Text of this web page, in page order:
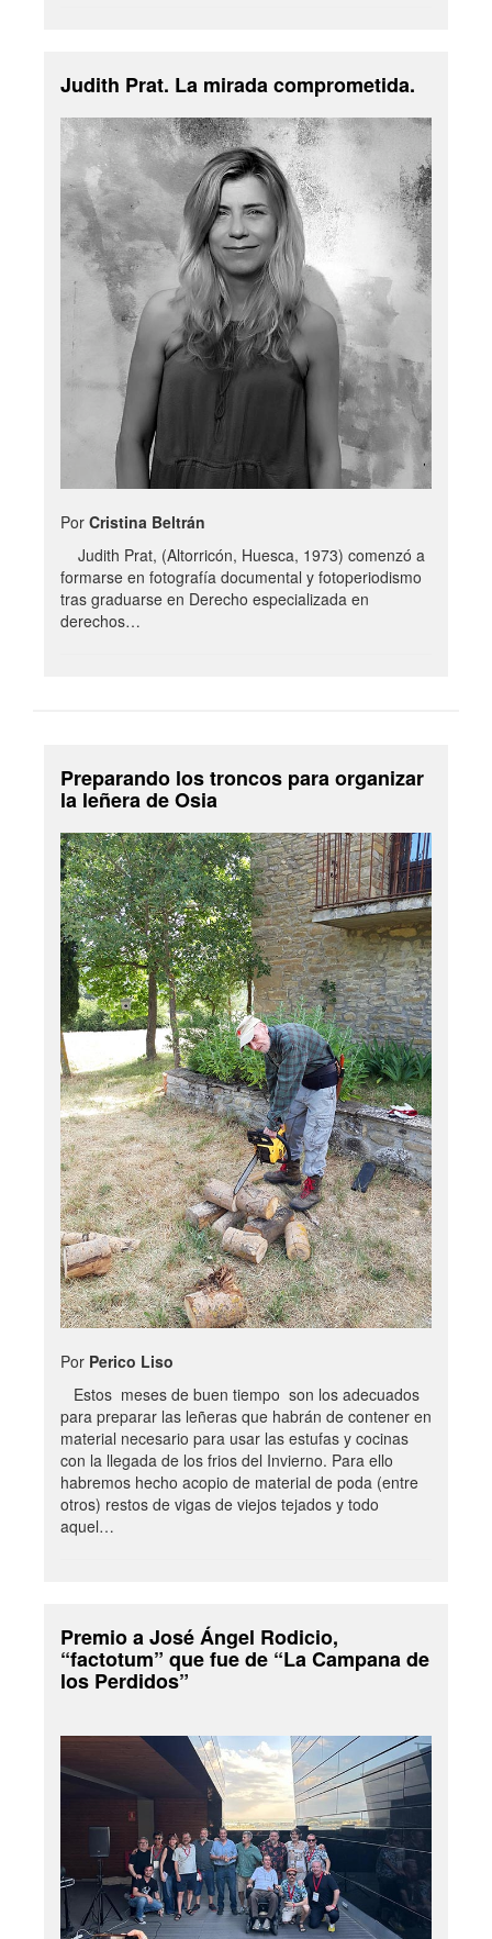
Judith Prat. La mirada comprometida.
Por Cristina Beltrán
Judith Prat, (Altorricón, Huesca, 1973) comenzó a
formarse en fotografía documental y fotoperiodismo
tras graduarse en Derecho especializada en
derechos…
Preparando los troncos para organizar
la leñera de Osia
Por Perico Liso
Estos meses de buen tiempo son los adecuados
para preparar las leñeras que habrán de contener en
material necesario para usar las estufas y cocinas
con la llegada de los frios del Invierno. Para ello
habremos hecho acopio de material de poda (entre
otros) restos de vigas de viejos tejados y todo
aquel…
Premio a José Ángel Rodicio,
“factotum” que fue de “La Campana de
los Perdidos”